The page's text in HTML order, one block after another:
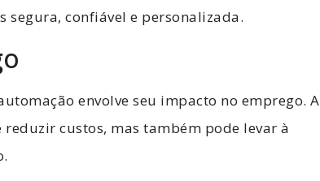
confiável e personalizada.
envolve seu impacto no emprego. A
custos, mas também pode levar à